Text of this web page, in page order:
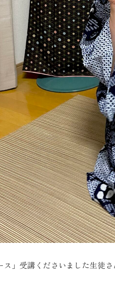
」受講くださいました生徒さ